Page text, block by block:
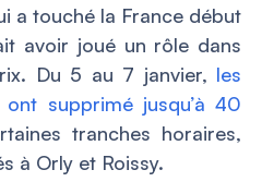
a touché la France début
avoir joué un rôle dans
Du 5 au 7 janvier, les
supprimé jusqu’à 40
tranches horaires,
à Orly et Roissy.